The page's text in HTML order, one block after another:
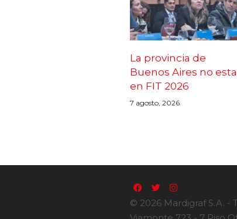
La provincia de
Buenos Aires no
en FIT 2026
7 agosto, 2026
© 2026 Mardigraf S.A. -